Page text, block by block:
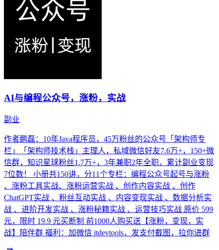
AI与编程公众号，涨粉，实战
副业
作者鹏磊：10年Java程序员，45万粉丝的公众号「架构师专
栏」「架构师技术栈」主理人，私域微信好友7.6万+，150+微
信群，知识星球粉丝1.7万+，3年兼职2年全职，累计副业变现
7位数！ 小册共150讲，分11个专栏：编程公众号起号与涨粉
、涨粉工具实战、涨粉运营实战 、创作内容实战 、创作
ChatGPT实战 、粉丝互动实战 、内容变现实战 、数据分析实
战 、进阶开发实战 、涨粉秘籍实战 、运营技巧实战 原价 599
元，限时 19.9 元买断制 前1000人购买送【涨粉，变现，实
战】陪伴群 福利：加微信 itdevtools，发支付截图，拉你进群